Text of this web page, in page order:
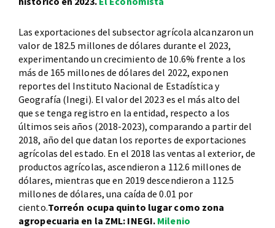
Las exportaciones del subsector agrícola alcanzaron un
valor de 182.5 millones de dólares durante el 2023,
experimentando un crecimiento de 10.6% frente a los
más de 165 millones de dólares del 2022, exponen
reportes del Instituto Nacional de Estadística y
Geografía (Inegi). El valor del 2023 es el más alto del
que se tenga registro en la entidad, respecto a los
últimos seis años (2018-2023), comparando a partir del
2018, año del que datan los reportes de exportaciones
agrícolas del estado. En el 2018 las ventas al exterior, de
productos agrícolas, ascendieron a 112.6 millones de
dólares, mientras que en 2019 descendieron a 112.5
millones de dólares, una caída de 0.01 por
ciento.Torreón ocupa quinto lugar como zona
agropecuaria en la ZML: INEGI. Milenio